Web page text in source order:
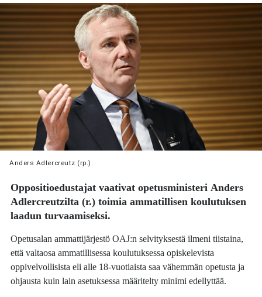
Anders Adlercreutz (rp.).
Oppositioedustajat vaativat opetusministeriAnders
Adlercreutzilta (r.) toimia ammatillisen koulutuksen
laadun turvaamiseksi.
Opetusalan ammattijärjestö OAJ:n selvityksestä ilmeni tiistaina,
että valtaosa ammatillisessa koulutuksessa opiskelevista
oppivelvollisista eli alle 18-vuotiaista saa vähemmän opetusta ja
ohjausta kuin lain asetuksessa määritelty minimi edellyttää.